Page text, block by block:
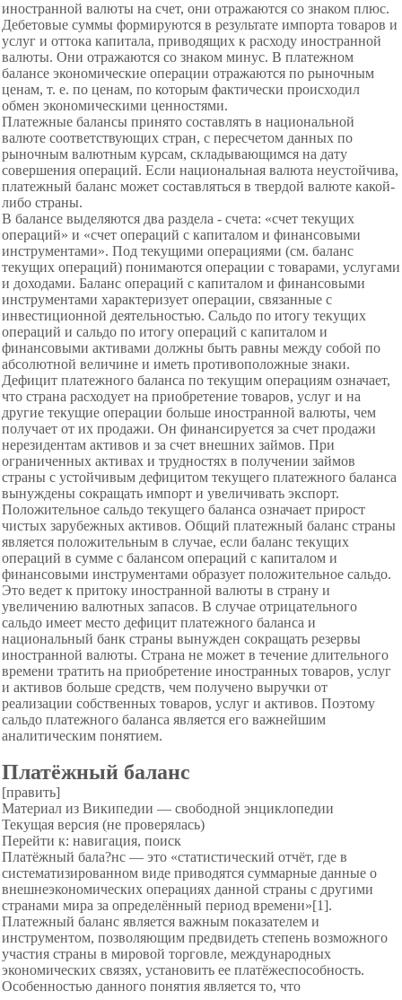
иностранной валюты на счет, они отражаются со знаком плюс.
Дебетовые суммы формируются в результате импорта товаров и
услуг и оттока капитала, приводящих к расходу иностранной
валюты. Они отражаются со знаком минус. В платежном
балансе экономические операции отражаются по рыночным
ценам, т. е. по ценам, по которым фактически происходил
обмен экономическими ценностями.
Платежные балансы принято составлять в национальной
валюте соответствующих стран, с пересчетом данных по
рыночным валютным курсам, складывающимся на дату
совершения операций. Если национальная валюта неустойчива,
платежный баланс может составляться в твердой валюте какой-
либо страны.
В балансе выделяются два раздела - счета: «счет текущих
операций» и «счет операций с капиталом и финансовыми
инструментами». Под текущими операциями (см. баланс
текущих операций) понимаются операции с товарами, услугами
и доходами. Баланс операций с капиталом и финансовыми
инструментами характеризует операции, связанные с
инвестиционной деятельностью. Сальдо по итогу текущих
операций и сальдо по итогу операций с капиталом и
финансовыми активами должны быть равны между собой по
абсолютной величине и иметь противоположные знаки.
Дефицит платежного баланса по текущим операциям означает,
что страна расходует на приобретение товаров, услуг и на
другие текущие операции больше иностранной валюты, чем
получает от их продажи. Он финансируется за счет продажи
нерезидентам активов и за счет внешних займов. При
ограниченных активах и трудностях в получении займов
страны с устойчивым дефицитом текущего платежного баланса
вынуждены сокращать импорт и увеличивать экспорт.
Положительное сальдо текущего баланса означает прирост
чистых зарубежных активов. Общий платежный баланс страны
является положительным в случае, если баланс текущих
операций в сумме с балансом операций с капиталом и
финансовыми инструментами образует положительное сальдо.
Это ведет к притоку иностранной валюты в страну и
увеличению валютных запасов. В случае отрицательного
сальдо имеет место дефицит платежного баланса и
национальный банк страны вынужден сокращать резервы
иностранной валюты. Страна не может в течение длительного
времени тратить на приобретение иностранных товаров, услуг
и активов больше средств, чем получено выручки от
реализации собственных товаров, услуг и активов. Поэтому
сальдо платежного баланса является его важнейшим
аналитическим понятием.
Платёжный баланс
[править]
Материал из Википедии — свободной энциклопедии
Текущая версия (не проверялась)
Перейти к: навигация, поиск
Платёжный бала?нс — это «статистический отчёт, где в
систематизированном виде приводятся суммарные данные о
внешнеэкономических операциях данной страны с другими
странами мира за определённый период времени»[1].
Платежный баланс является важным показателем и
инструментом, позволяющим предвидеть степень возможного
участия страны в мировой торговле, международных
экономических связях, установить ее платёжеспособность.
Особенностью данного понятия является то, что